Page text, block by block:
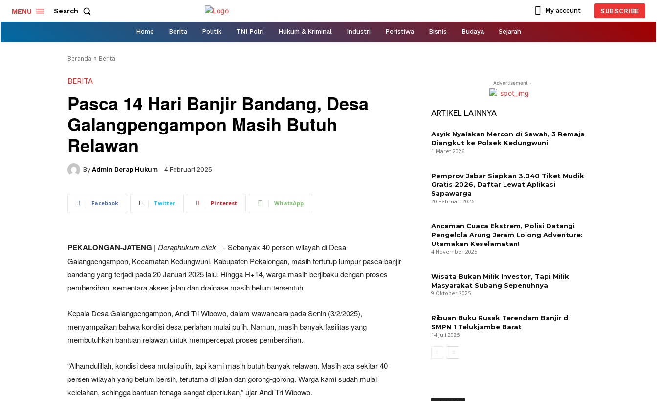
MENU Search My account SUBSCRIBE
Home Berita Politik TNI Polri Hukum & Kriminal Industri Peristiwa Bisnis Budaya Sejarah
Beranda Berita
BERITA
Pasca 14 Hari Banjir Bandang, Desa
Galangpengampon Masih Butuh
Relawan
By Admin Derap Hukum 4 Februari 2025
Facebook Twitter Pinterest WhatsApp
PEKALONGAN-JATENG | Deraphukum.click | – Sebanyak 40 persen wilayah di Desa
Galangpengampon, Kecamatan Kedungwuni, Kabupaten Pekalongan, masih tertutup lumpur pasca banjir
bandang yang terjadi pada 20 Januari 2025 lalu. Hingga H+14, warga masih berjibaku dengan proses
pembersihan, sementara akses jalan dan drainase masih belum tersentuh.
Kepala Desa Galangpengampon, Andi Tri Wibowo, dalam wawancara pada Senin (3/2/2025),
menyampaikan bahwa kondisi desa perlahan mulai pulih. Namun, masih banyak fasilitas yang
membutuhkan bantuan relawan untuk mempercepat proses pembersihan.
“Alhamdulillah, kondisi desa mulai pulih, tapi kami masih butuh banyak relawan. Masih ada sekitar 40
persen wilayah yang belum bersih, terutama di jalan dan gorong-gorong. Warga kami sudah mulai
kelelahan, sehingga bantuan tenaga sangat diperlukan,” ujar Andi Tri Wibowo.
- Advertisement -
ARTIKEL LAINNYA
Asyik Nyalakan Mercon di Sawah, 3 Remaja
Diangkut ke Polsek Kedungwuni
1 Maret 2026
Pemprov Jabar Siapkan 3.040 Tiket Mudik
Gratis 2026, Daftar Lewat Aplikasi
Sapawarga
20 Februari 2026
Ancaman Cuaca Ekstrem, Polisi Datangi
Pengelola Arung Jeram Lolong Adventure:
Utamakan Keselamatan!
4 November 2025
Wisata Bukan Milik Investor, Tapi Milik
Masyarakat Subang Sepenuhnya
9 Oktober 2025
Ribuan Buku Rusak Terendam Banjir di
SMPN 1 Telukjambe Barat
14 Juli 2025